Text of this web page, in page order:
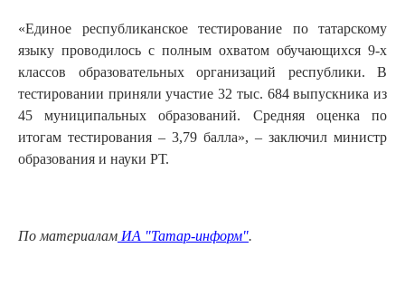
«Единое республиканское тестирование по татарскому
языку проводилось с полным охватом обучающихся 9-х
классов образовательных организаций республики. В
тестировании приняли участие 32 тыс. 684 выпускника из
45 муниципальных образований. Средняя оценка по
итогам тестирования – 3,79 балла», – заключил министр
образования и науки РТ.
По материалам ИА "Татар-информ".